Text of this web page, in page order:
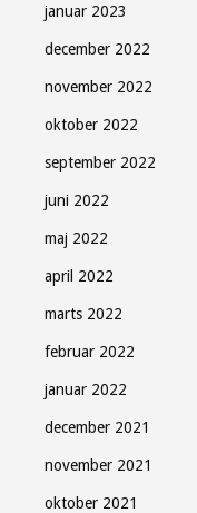
januar 2023
december 2022
november 2022
oktober 2022
september 2022
juni 2022
maj 2022
april 2022
marts 2022
februar 2022
januar 2022
december 2021
november 2021
oktober 2021